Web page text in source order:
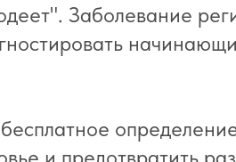
Заболевание
и предотвратить